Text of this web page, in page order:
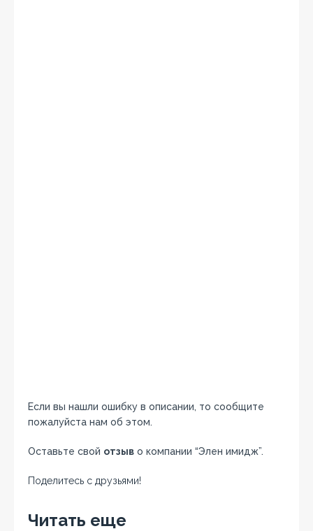
Если вы нашли ошибку в описании, то сообщите
пожалуйста нам об этом.
Оставьте свой отзыв о компании “Элен имидж”.
Поделитесь с друзьями!
Читать еще